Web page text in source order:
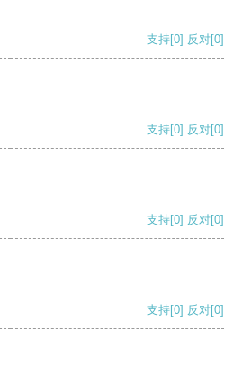
支持[0] 反对[0]
支持[0] 反对[0]
支持[0] 反对[0]
支持[0] 反对[0]